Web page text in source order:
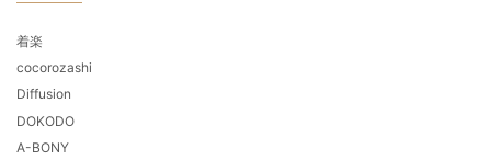
着楽
cocorozashi
Diffusion
DOKODO
A-BONY